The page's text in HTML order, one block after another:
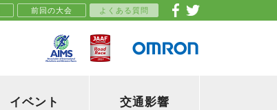
前回の大会 よくある質問
イベント 交通影響